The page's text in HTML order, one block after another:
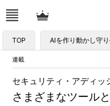
TOP AIを作り動かし守
連載
さまざまなツール
セキュリティ・アディッ